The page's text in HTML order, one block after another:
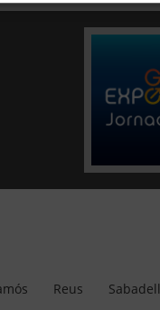
Reus Sabadell